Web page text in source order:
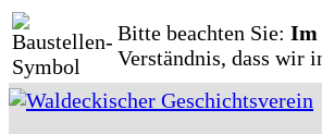
Zum
Inhalt
springen
Bitte beachten Sie: Im
Verständnis, dass wir